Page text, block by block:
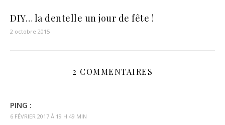
DIY… la dentelle un jour de fête !
2 octobre 2015
2 COMMENTAIRES
PING :
6 FÉVRIER 2017 À 19 H 49 MIN